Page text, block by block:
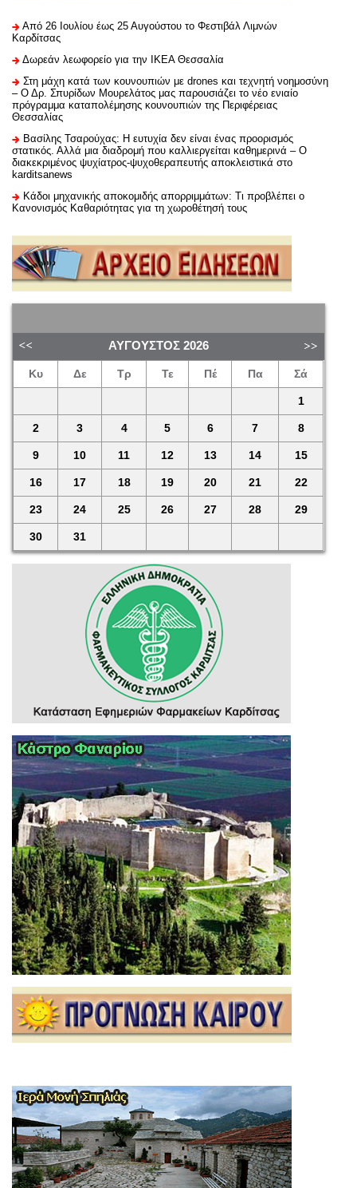
Από 26 Ιουλίου έως 25 Αυγούστου το Φεστιβάλ Λιμνών
Καρδίτσας
Δωρεάν λεωφορείο για την ΙΚΕΑ Θεσσαλία
Στη μάχη κατά των κουνουπιών με drones και τεχνητή νοημοσύνη
– Ο Δρ. Σπυρίδων Μουρελάτος μας παρουσιάζει το νέο ενιαίο
πρόγραμμα καταπολέμησης κουνουπιών της Περιφέρειας
Θεσσαλίας
Βασίλης Τσαρούχας: Η ευτυχία δεν είναι ένας προορισμός
στατικός. Αλλά μια διαδρομή που καλλιεργείται καθημερινά – Ο
διακεκριμένος ψυχίατρος-ψυχοθεραπευτής αποκλειστικά στο
karditsanews
Κάδοι μηχανικής αποκομιδής απορριμμάτων: Τι προβλέπει ο
Κανονισμός Καθαριότητας για τη χωροθέτησή τους
ΑΎΓΟΥΣΤΟΣ 2026
Κυ Δε Τρ Τε Πέ Πα Σά
1
2 3 4 5 6 7 8
9 10 11 12 13 14 15
16 17 18 19 20 21 22
23 24 25 26 27 28 29
30 31